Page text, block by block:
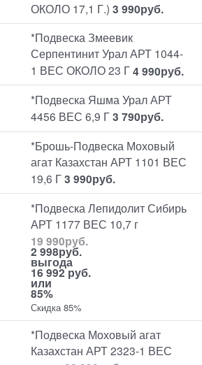
ОКОЛО 17,1 Г.) 3 990руб.
*Подвеска Змеевик
Серпентинит Урал АРТ 1044-
1 ВЕС ОКОЛО 23 Г4 990руб.
*Подвеска Яшма Урал АРТ
4456 ВЕС 6,9 Г3 790руб.
*Брошь-Подвеска Моховый
агат Казахстан АРТ 1101 ВЕС
19,6 Г3 990руб.
*Подвеска Лепидолит Сибирь
АРТ 1177 ВЕС 10,7 г
19 990руб.
2 998руб.
выгода
16 992 руб.
или
85%
Скидка 85%
*Подвеска Моховый агат
Казахстан АРТ 2323-1 ВЕС